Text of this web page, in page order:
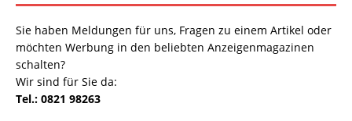
Sie haben Meldungen für uns, Fragen zu einem Artikel oder
möchten Werbung in den beliebten Anzeigenmagazinen
schalten?
Wir sind für Sie da:
Tel.: 0821 98263